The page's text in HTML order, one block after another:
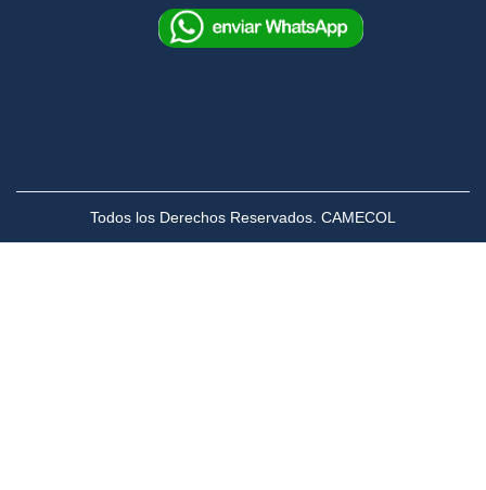
Todos los Derechos Reservados. CAMECOL